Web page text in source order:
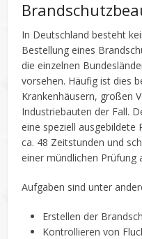
In Deutschland besteht
Bestellung eines
die einzelnen
vorsehen. Häufig ist dies
Krankenhäusern, großen
Industriebauten der Fall.
eine speziell ausgebildete
ca. 48 Zeitstunden und
einer mündlichen Prüfung
Aufgaben sind unter
Erstellen der
Kontrollieren von